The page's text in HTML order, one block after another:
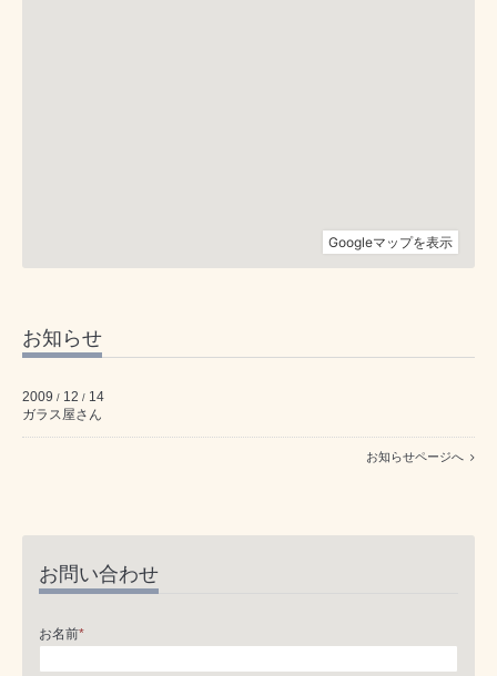
お知らせ
2009 / 12 / 14
ガラス屋さん
お知らせページへ
お問い合わせ
お名前*